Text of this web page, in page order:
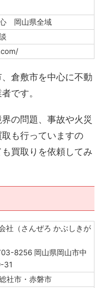
岡山県全域
倉敷市を中心に不動
です。
の問題、事故や火災
も行っていますの
買取りを依頼してみ
社（さんぜろ かぶしきが
8256 岡山県岡山市中
31
社市・赤磐市